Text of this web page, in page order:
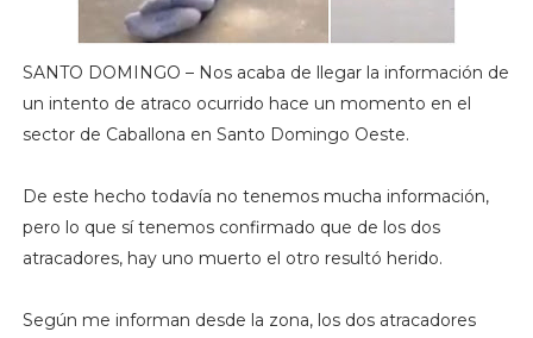
SANTO DOMINGO – Nos acaba de llegar la información de
un intento de atraco ocurrido hace un momento en el
sector de Caballona en Santo Domingo Oeste.
De este hecho todavía no tenemos mucha información,
pero lo que sí tenemos confirmado que de los dos
atracadores, hay uno muerto el otro resultó herido.
Según me informan desde la zona, los dos atracadores